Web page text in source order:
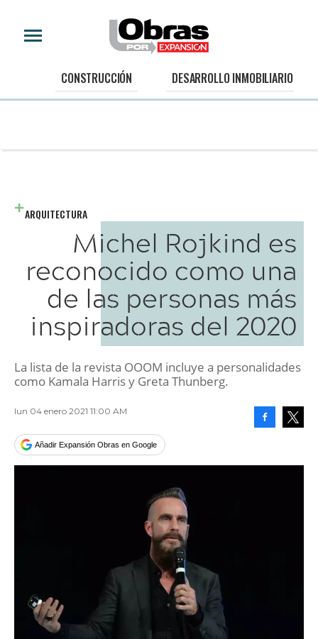
CONSTRUCCIÓN DESARROLLO INMOBILIARIO
ARQUITECTURA
Michel Rojkind es
reconocido como una
de las personas más
inspiradoras del 2020
La lista de la revista OOOM incluye a personalidades
como Kamala Harris y Greta Thunberg.
lun 04 enero 2021 11:00 AM
Añadir Expansión Obras en Google